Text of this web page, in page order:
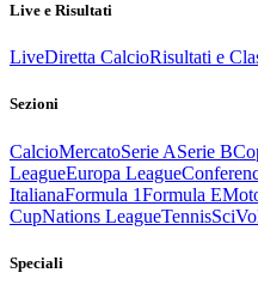
Live e Risultati
LiveDiretta CalcioRisultati e
Sezioni
CalcioMercatoSerie ASerie B
LeagueEuropa League
ItalianaFormula 1Formula E
CupNations LeagueTennisSci
Speciali